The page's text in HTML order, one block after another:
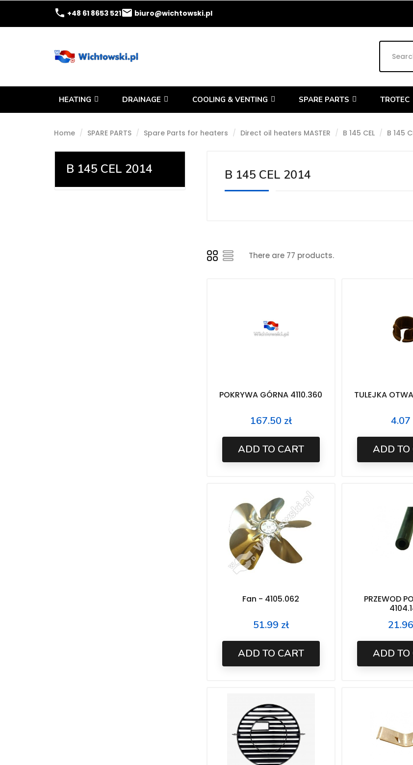
phone +48 61 8653 521email biuro@wichtowski.pl
HEATING DRAINAGE COOLING & VENTING SPARE PARTS TROTEC
Home SPARE PARTS Spare Parts for heaters Direct oil heaters MASTER B 145 CEL B 145
B 145 CEL 2014 B 145 CEL 2014
There are 77 products.
POKRYWA GÓRNA 4110.360
Price
167.50 zł
ADD TO CART
TULEJKA
Price
4.07
ADD TO
Fan - 4105.062
Price
51.99 zł
ADD TO CART
PRZEWOD
Price
ADD TO